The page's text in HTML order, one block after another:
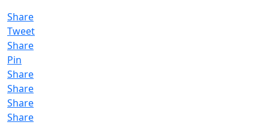
Share
Tweet
Share
Pin
Share
Share
Share
Share